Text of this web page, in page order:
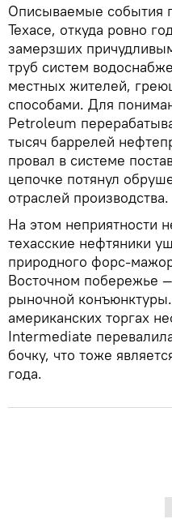
Описываемые события
Техасе, откуда ровно
замерзших
труб систем
местных жителей,
способами. Для
Petroleum
тысяч баррелей
провал в системе
цепочке потянул
отраслей производства.
На этом неприятности
техасские нефтяники
природного форс-
Восточном побережье
рыночной
американских торгах
Intermediate
бочку, что тоже
года.